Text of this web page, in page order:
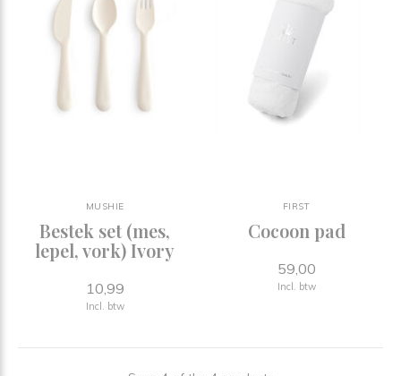
MUSHIE
Bestek set (mes,
lepel, vork) Ivory
10,99
Incl. btw
FIRST
Cocoon pad
59,00
Incl. btw